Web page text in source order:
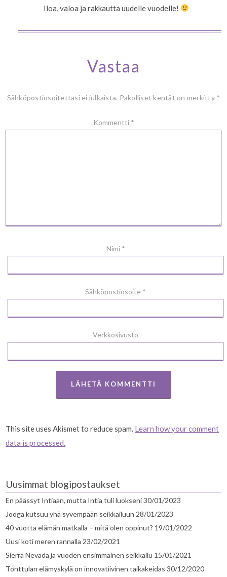
Iloa, valoa ja rakkautta uudelle vuodelle!
Vastaa
Sähköpostiosoitettasi ei julkaista. Pakolliset kentät on merkitty *
Kommentti *
Nimi *
Sähköpostiosoite *
Verkkosivusto
This site uses Akismet to reduce spam. Learn how your comment
data is processed.
Uusimmat blogipostaukset
En päässyt Intiaan, mutta Intia tuli luokseni30/01/2023
Jooga kutsuu yhä syvempään seikkailuun 28/01/2023
40 vuotta elämän matkalla – mitä olen oppinut? 19/01/2022
Uusi koti meren rannalla 23/02/2021
Sierra Nevada ja vuoden ensimmäinen seikkailu 15/01/2021
Tonttulan elämyskylä on innovatiivinen taikakeidas 30/12/2020